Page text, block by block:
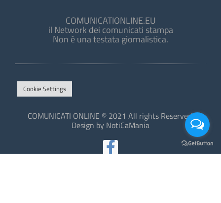
COMUNICATIONLINE.EU
il Network dei comunicati stampa
Non è una testata giornalistica.
Cookie Settings
COMUNICATI ONLINE © 2021 All rights Reserved.
Design by NotiCaMania